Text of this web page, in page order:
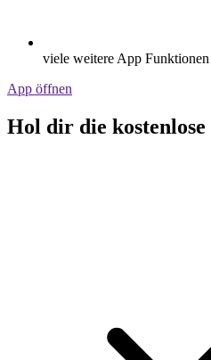
viele weitere App Funktionen
App öffnen
Hol dir die